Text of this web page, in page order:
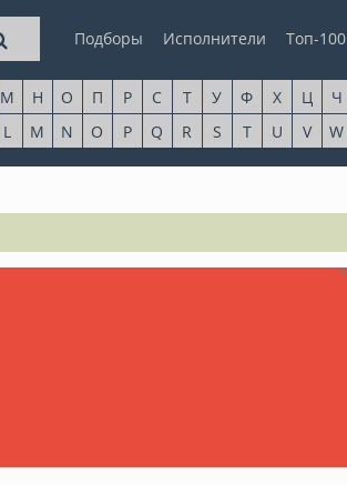
Подборы Исполнители Топ-100
М Н О П Р С Т У Ф Х Ц Ч
L M N O P Q R S T U V W